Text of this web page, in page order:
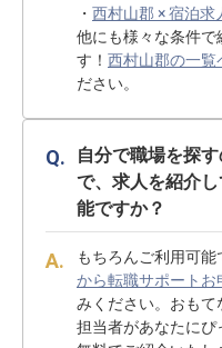
・ 西村山郡 × 宿泊求
他にも様々な条件で
す！ 西村山郡の一覧
ださい。
自分で職場を探
で、求人を紹介
能ですか？
もちろんご利用可能
から転職サポートお
みください。おもて
担当者があなたに